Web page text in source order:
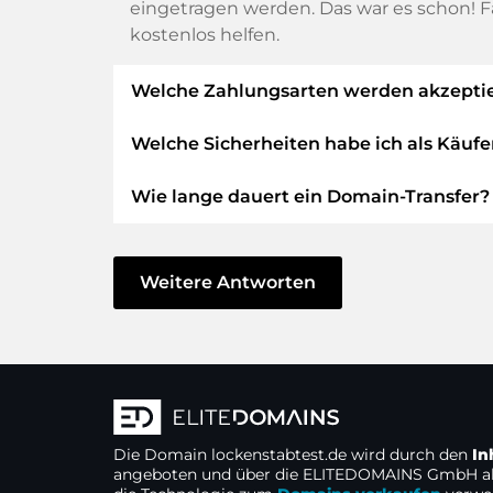
eingetragen werden. Das war es
kostenlos helfen.
Welche Zahlungsarten werden
Wir verwenden SEPA als Vorkasse und
Welche Sicherheiten habe ich als
Wir garantieren Ihnen als Käufer immer
Sie erhalten IhrGeld zurück
Der Verkäufer erhält erst Geld, sobald
Wir nutzen eineeigene Technologie
Alle Server und Kundendaten
Wie lange dauert ein Domain-Transfer?
Der Domain-Transfer zu einem neuen
Verzögerung handeln und keine
Weitere Antworten
Die Domain lockenstabtest.de wird durch den
angeboten und über die ELITEDOMAINS GmbH